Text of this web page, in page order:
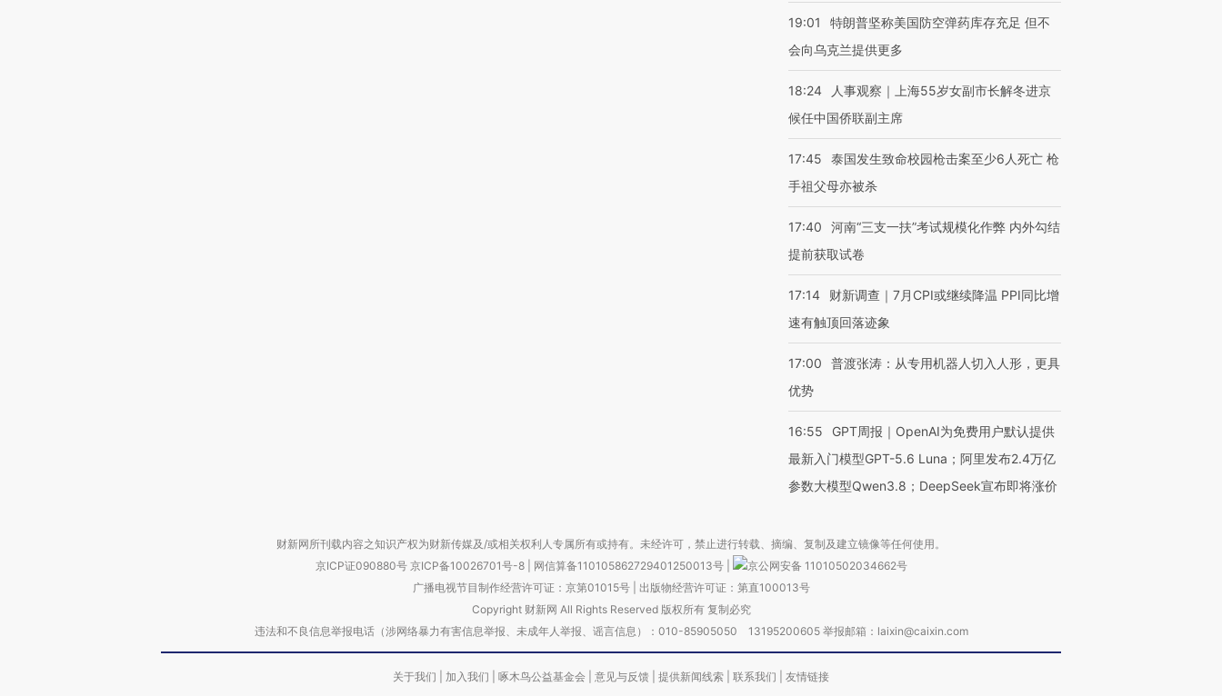
19:01
特朗普坚称美国防空弹药库存充足 但不
会向乌克兰提供更多
18:24
人事观察｜上海55岁女副市长解冬进京
候任中国侨联副主席
17:45
泰国发生致命校园枪击案至少6人死亡 枪
手祖父母亦被杀
17:40
河南“三支一扶”考试规模化作弊 内外勾结
提前获取试卷
17:14
财新调查｜7月CPI或继续降温 PPI同比增
速有触顶回落迹象
17:00
普渡张涛：从专用机器人切入人形，更具
优势
16:55
GPT周报｜OpenAI为免费用户默认提供
最新入门模型GPT-5.6 Luna；阿里发布2.4万亿
参数大模型Qwen3.8；DeepSeek宣布即将涨价
财新网所刊载内容之知识产权为财新传媒及/或相关权利人专属所有或持有。未经许可，禁止进行转载、摘编、复制及建立镜像等任何使用。
京ICP证090880号 京ICP备10026701号-8 网信算备110105862729401250013号
京公网安备 11010502034662号
广播电视节目制作经营许可证：京第01015号| 出版物经营许可证：第直100013号
Copyright 财新网 All Rights Reserved 版权所有 复制必究
违法和不良信息举报电话（涉网络暴力有害信息举报、未成年人举报、谣言信息）：010-85905050 13195200605 举报邮箱：laixin@caixin.com
关于我们 加入我们 啄木鸟公益基金会 意见与反馈 提供新闻线索 联系我们 友情链接